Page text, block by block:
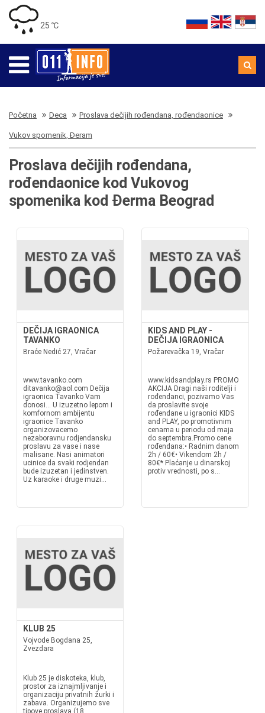
25 ℃
Početna Deca Proslava dečijih rođendana, rođendaonice
Vukov spomenik, Đeram
Proslava dečijih rođendana,
rođendaonice kod Vukovog
spomenika kod Đerma Beograd
DEČIJA IGRAONICA
TAVANKO
Braće Nedić 27, Vračar
www.tavanko.com
ditavanko@aol.com Dečija
igraonica Tavanko Vam
donosi... U izuzetno lepom i
komfornom ambijentu
igraonice Tavanko
organizovacemo
nezaboravnu rodjendansku
proslavu za vase i nase
malisane. Nasi animatori
ucinice da svaki rodjendan
bude izuzetan i jedinstven.
Uz karaoke i druge muzi...
KIDS AND PLAY -
DEČIJA IGRAONICA
Požarevačka 19, Vračar
www.kidsandplay.rs PROMO
AKCIJA Dragi naši roditelji i
rođendanci, pozivamo Vas
da proslavite svoje
rođendane u igraonici KIDS
and PLAY, po promotivnim
cenama u periodu od maja
do septembra.Promo cene
rođendana:• Radnim danom
2h / 60€• Vikendom 2h /
80€* Plaćanje u dinarskoj
protiv vrednosti, po s...
KLUB 25
Vojvode Bogdana 25,
Zvezdara
Klub 25 je diskoteka, klub,
prostor za iznajmljivanje i
organizaciju privatnih žurki i
zabava. Organizujemo sve
tipove proslava (18.